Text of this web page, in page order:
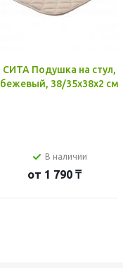
СИТА Подушка на стул,
бежевый, 38/35x38x2 см
В наличии
от 1 790 ₸